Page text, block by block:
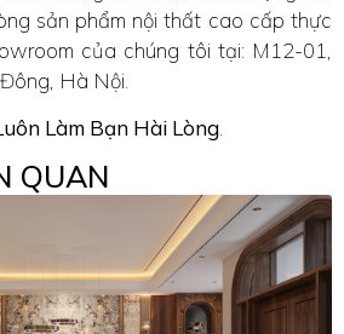
sản phẩm nội thất cao cấp thực
của chúng tôi tại: M12-01,
Hà Nội.
Làm Bạn Hài Lòng.
QUAN